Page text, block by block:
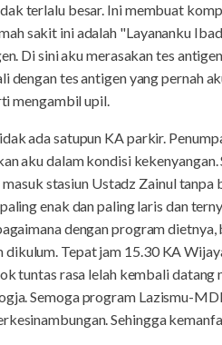
terlalu besar. Ini membuat
sakit ini adalah "Layananku
Di sini aku merasakan tes
dengan tes antigen yang pernah
mengambil upil.
ada satupun KA parkir.
aku dalam kondisi
stasiun Ustadz Zainul tanpa
enak dan paling laris dan
dengan program
Tepat jam 15.30 KA
tuntas rasa lelah kembali
Semoga program Lazismu-
Sehingga